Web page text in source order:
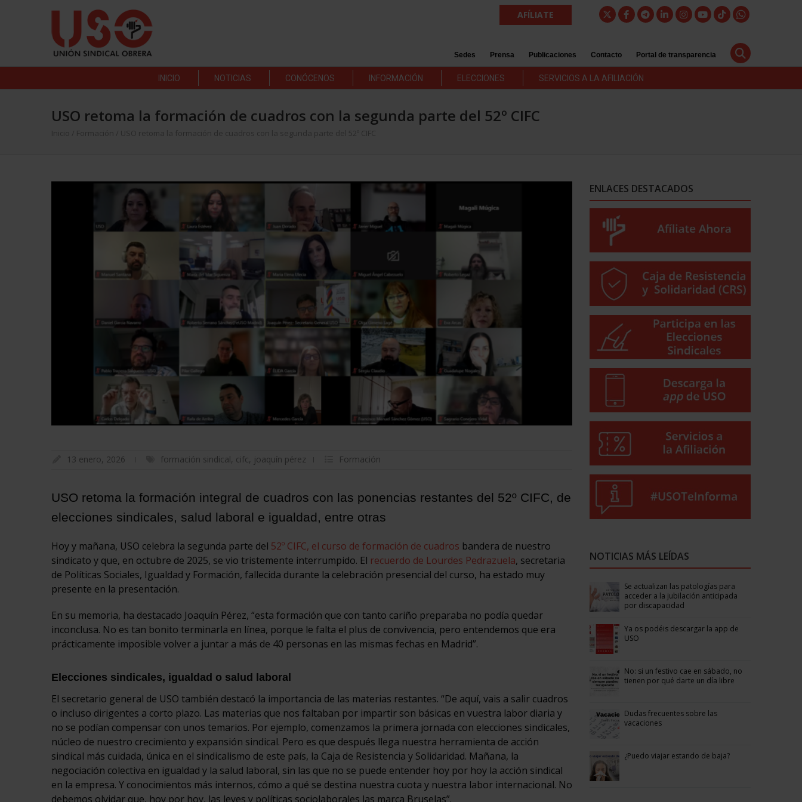
AFÍLIATE
Sedes Prensa Publicaciones Contacto Portal de transparencia
INICIO NOTICIAS CONÓCENOS INFORMACIÓN ELECCIONES SERVICIOS A LA AFILIACIÓN
USO retoma la formación de cuadros con la segunda parte del 52º CIFC
Inicio Formación USO retoma la formación de cuadros con la segunda parte del 52º CIFC
13 enero, 2026 formación sindical, cifc, joaquín pérez Formación
USO retoma la formación integral de cuadros con las ponencias restantes del 52º CIFC, de
elecciones sindicales, salud laboral e igualdad, entre otras
Hoy y mañana, USO celebra la segunda parte del 52º CIFC, el curso de formación de cuadros bandera de nuestro
sindicato y que, en octubre de 2025, se vio tristemente interrumpido. El recuerdo de Lourdes Pedrazuela, secretaria
de Políticas Sociales, Igualdad y Formación, fallecida durante la celebración presencial del curso, ha estado muy
presente en la presentación.
En su memoria, ha destacado Joaquín Pérez, “esta formación que con tanto cariño preparaba no podía quedar
inconclusa. No es tan bonito terminarla en línea, porque le falta el plus de convivencia, pero entendemos que era
prácticamente imposible volver a juntar a más de 40 personas en las mismas fechas en Madrid”.
Elecciones sindicales, igualdad o salud laboral
El secretario general de USO también destacó la importancia de las materias restantes. “De aquí, vais a salir cuadros
o incluso dirigentes a corto plazo. Las materias que nos faltaban por impartir son básicas en vuestra labor diaria y
no se podían compensar con unos temarios. Por ejemplo, comenzamos la primera jornada con elecciones sindicales,
núcleo de nuestro crecimiento y expansión sindical. Pero es que después llega nuestra herramienta de acción
sindical más cuidada, única en el sindicalismo de este país, la Caja de Resistencia y Solidaridad. Mañana, la
negociación colectiva en igualdad y la salud laboral, sin las que no se puede entender hoy por hoy la acción sindical
en la empresa. Y conocimientos más internos, cómo a qué se destina nuestra cuota y nuestra labor internacional. No
debemos olvidar que, hoy por hoy, las leyes y políticas sociolaborales las marca Bruselas”.
ENLACES DESTACADOS
NOTICIAS MÁS LEÍDAS
Se actualizan las patologías para
acceder a la jubilación anticipada
por discapacidad
Ya os podéis descargar la app de
USO
No: si un festivo cae en sábado, no
tienen por qué darte un día libre
Dudas frecuentes sobre las
vacaciones
¿Puedo viajar estando de baja?